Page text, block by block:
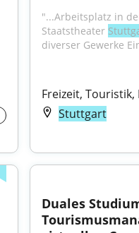
"...Arbeitsplatz in
Staatstheater
diverser Gewerke
Freizeit,
Stuttgart
Duales